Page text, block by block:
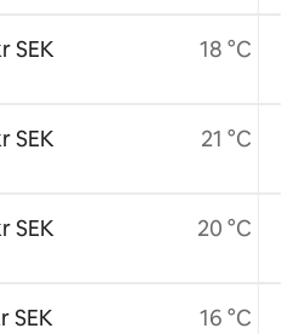
SEK
SEK
SEK
SEK
18 °C
21 °C
20 °C
16 °C